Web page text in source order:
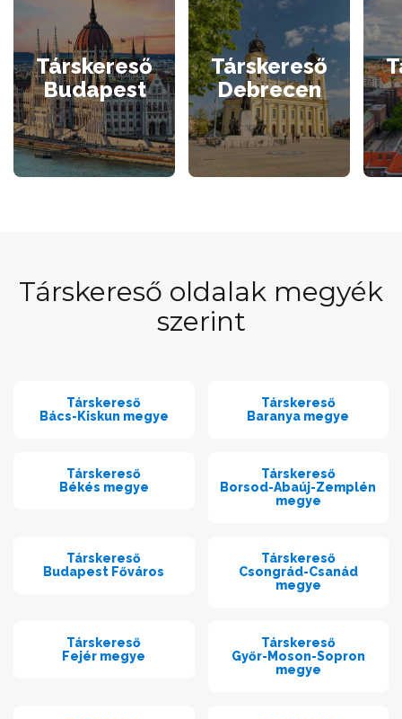
Társkereső
Budapest
Társkereső
Debrecen
Társkereső oldalak megyék
szerint
Társkereső
Bács-Kiskun megye
Társkereső
Baranya megye
Társkereső
Békés megye
Társkereső
Borsod-Abaúj-Zemplén
megye
Társkereső
Budapest Főváros
Társkereső
Csongrád-Csanád
megye
Társkereső
Fejér megye
Társkereső
Győr-Moson-Sopron
megye